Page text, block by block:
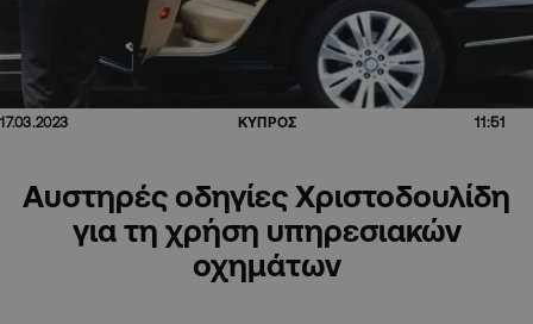
17.03.2023 ΚΥΠΡΟΣ 11:51
Αυστηρές οδηγίες Χριστοδουλίδη
για τη χρήση υπηρεσιακών
οχημάτων